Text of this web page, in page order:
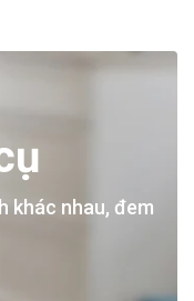
khác nhau, đem